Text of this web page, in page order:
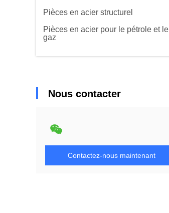
Pièces en acier structurel
Pièces en acier pour le pétrole et le
gaz
Nous contacter
Contactez-nous maintenant